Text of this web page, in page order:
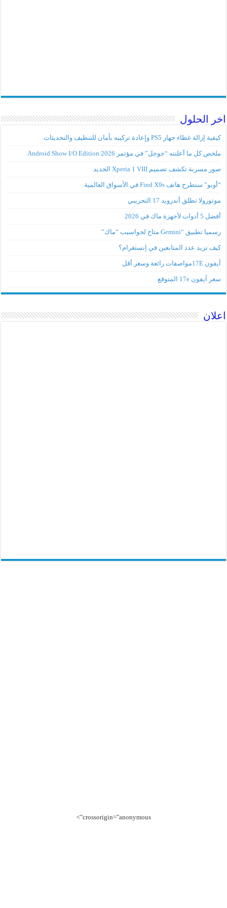
اخر الحلول
كيفية إزالة غطاء جهاز PS5 وإعادة تركيبه بأمان للتنظيف والتحديثات
ملخص كل ما أعلنته “جوجل” في مؤتمر Android Show I/O Edition 2026
صور مسربة تكشف تصميم Xperia 1 VIII الجديد
“أوبو” ستطرح هاتف Find X9s في الأسواق العالمية
موتورولا تطلق أندرويد 17 التجريبي
أفضل 5 أدوات لأجهزة ماك في 2026
رسميا تطبيق “Gemini متاح لحواسيب “ماك”
كيف تزيد عدد المتابعين في إنستغرام؟
آيفون 17Eمواصفات رائعة وسعر أقل
سعر آيفون 17e المتوقع
اعلان
crossorigin="anonymous">